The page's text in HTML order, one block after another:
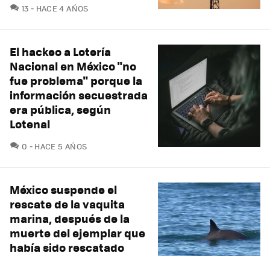
13 COMENTARIOS
HACE 4 AÑOS
El hackeo a Lotería
Nacional en México "no
fue problema" porque la
información secuestrada
era pública, según
Lotenal
0 COMENTARIOS
HACE 5 AÑOS
México suspende el
rescate de la vaquita
marina, después de la
muerte del ejemplar que
había sido rescatado